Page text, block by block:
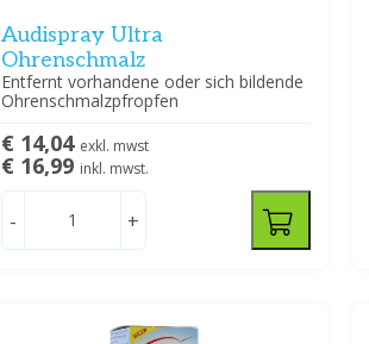
Audispray Ultra
Ohrenschmalz
Entfernt vorhandene oder sich bildende
Ohrenschmalzpfropfen
€ 14,04 exkl. mwst
€ 16,99 inkl. mwst.
- +